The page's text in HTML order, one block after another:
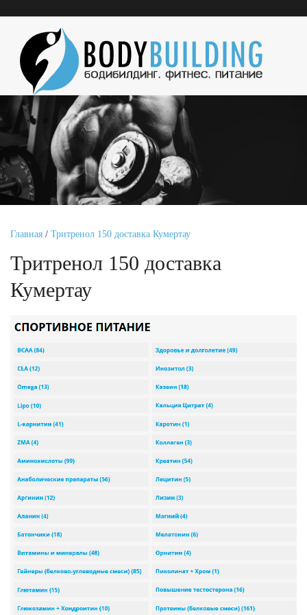
Главная / Тритренол 150 доставка Кумертау
Тритренол 150 доставка
Кумертау